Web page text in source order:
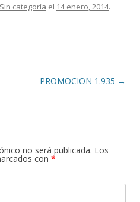
Sin categoría el 14 enero, 2014.
PROMOCION 1.935 →
no será publicada. Los
con *